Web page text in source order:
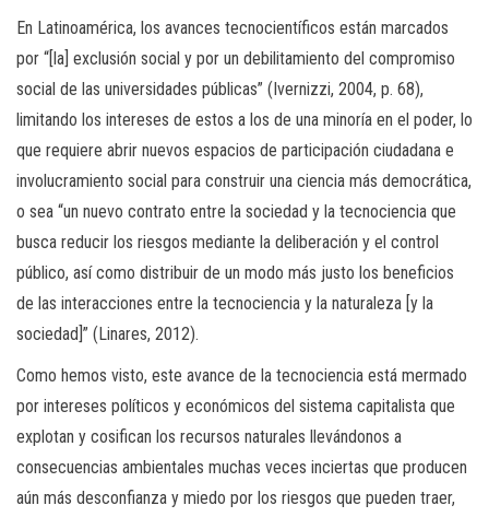
En Latinoamérica, los avances tecnocientíficos están marcados
por “[la] exclusión social y por un debilitamiento del compromiso
social de las universidades públicas” (Ivernizzi, 2004, p. 68),
limitando los intereses de estos a los de una minoría en el poder, lo
que requiere abrir nuevos espacios de participación ciudadana e
involucramiento social para construir una ciencia más democrática,
o sea “un nuevo contrato entre la sociedad y la tecnociencia que
busca reducir los riesgos mediante la deliberación y el control
público, así como distribuir de un modo más justo los beneficios
de las interacciones entre la tecnociencia y la naturaleza [y la
sociedad]” (Linares, 2012).
Como hemos visto, este avance de la tecnociencia está mermado
por intereses políticos y económicos del sistema capitalista que
explotan y cosifican los recursos naturales llevándonos a
consecuencias ambientales muchas veces inciertas que producen
aún más desconfianza y miedo por los riesgos que pueden traer,